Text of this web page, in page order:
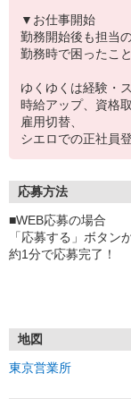
▼お仕事開始
勤務開始後も担当
勤務時で困ったこ
ゆくゆくは経験・
時給アップ、資格
雇用切替、
シエロでの正社員
応募方法
■WEB応募の場合
「応募する」ボタン
約1分で応募完了！
①応募から3営業日を
地図
東京営業所